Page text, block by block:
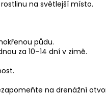
na světlejší místo.
půdu.
za 10–14 dní v zimě.
na drenážní